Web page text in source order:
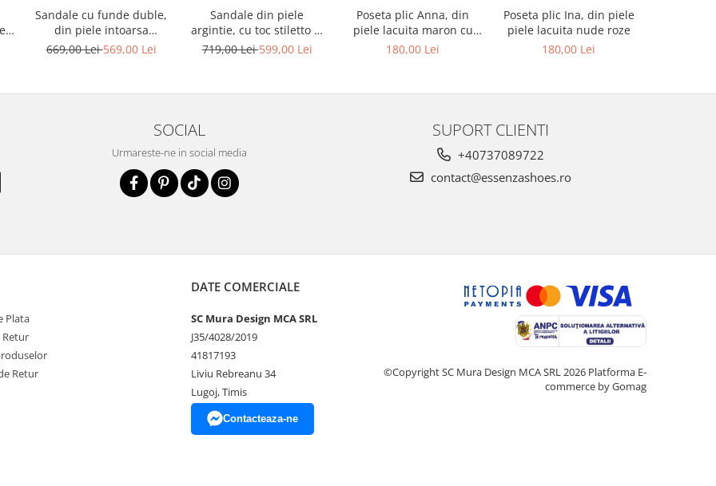
Sandale cu funde duble,
din piele intoarsa
albastru deschis
669,00 Lei569,00 Lei
Sandale din piele
argintie, cu toc stiletto si
platforma
719,00 Lei599,00 Lei
Poseta plic Anna, din
piele lacuita maron cu
textura croco
180,00 Lei
Poseta plic Ina, din piele
piele lacuita nude roze
180,00 Lei
SOCIAL
Urmareste-ne in social media
SUPORT CLIENTI
+40737089722
contact@essenzashoes.ro
Plata
Retur
Retur
DATE COMERCIALE
SC Mura Design MCA SRL
J35/4028/2019
41817193
Liviu Rebreanu 34
Lugoj, Timis
Contacteaza-ne
©Copyright SC Mura Design MCA SRL 2026 Platforma E-
commerce by Gomag